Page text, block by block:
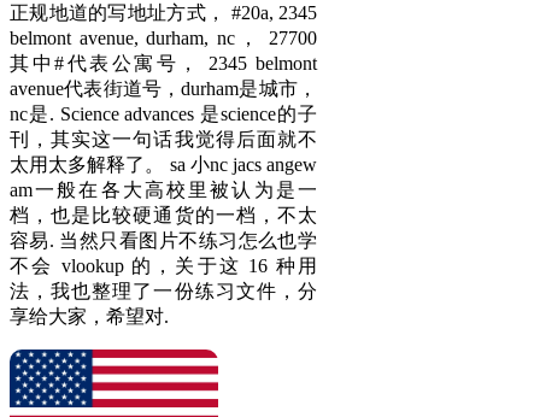
正规地道的写地址方式， #20a, 2345
belmont avenue, durham, nc， 27700
其中#代表公寓号， 2345 belmont
avenue代表街道号，durham是城市，
nc是. Science advances 是science的子
刊，其实这一句话我觉得后面就不
太用太多解释了。 sa 小nc jacs angew
am一般在各大高校里被认为是一
档，也是比较硬通货的一档，不太
容易. 当然只看图片不练习怎么也学
不会 vlookup 的，关于这 16 种用
法，我也整理了一份练习文件，分
享给大家，希望对.